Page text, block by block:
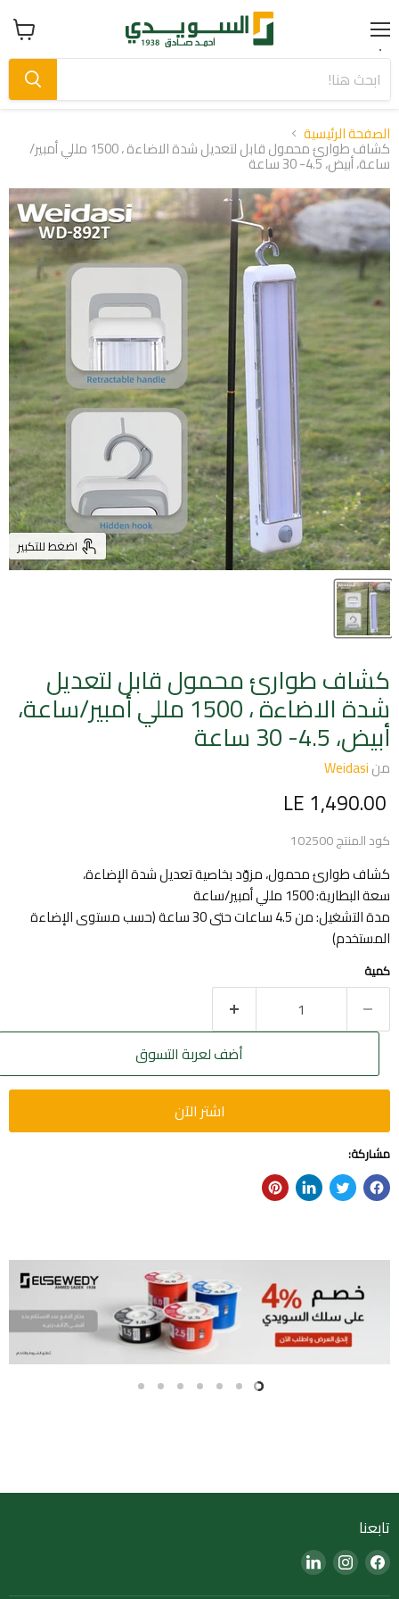
Menu عرض
سلة
الصفحة الرئيسية
كشاف طوارئ محمول قابل لتعديل شدة الاضاءة ، 1500 مللي أمبير/
ساعة، أبيض، 4.5- 30 ساعة
اضغط للتكبير
كشاف طوارئ محمول قابل لتعديل
شدة الاضاءة ، 1500 مللي أمبير/ساعة،
أبيض، 4.5- 30 ساعة
منWeidasi
السعر الحالي
LE 1,490.00
كود المنتج102500
كشاف طوارئ محمول، مزوّد بخاصية تعديل شدة الإضاءة،
سعة البطارية: 1500 مللي أمبير/ساعة
مدة التشغيل: من 4.5 ساعات حتى 30 ساعة (حسب مستوى الإضاءة
المستخدم)
كمية
أضف لعربة التسوق
اشتر الآن
مشاركة:
Slide
Slide
Slide
Slide
Slide
Slide
Slide
تابعنا
Find
us
Find
us
Find